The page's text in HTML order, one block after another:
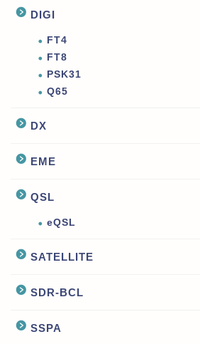
DIGI
FT4
FT8
PSK31
Q65
DX
EME
QSL
eQSL
SATELLITE
SDR-BCL
SSPA